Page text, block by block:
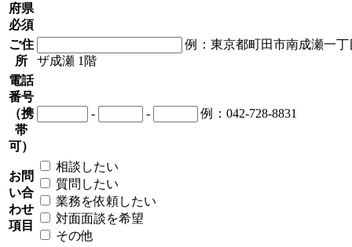
府県
必須
ご住
所
例：東京都町田市南成瀬一丁
ザ成瀬 1階
電話
番号
（携
帯
可）
- - 例：042-728-8831
お問
い合
わせ
項目
相談したい
質問したい
業務を依頼したい
対面面談を希望
その他